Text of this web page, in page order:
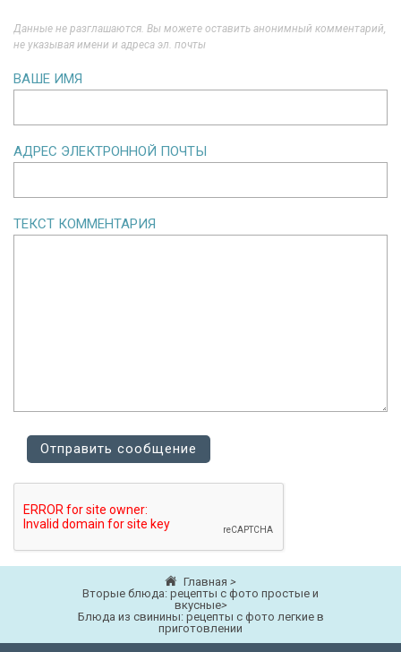
Данные не разглашаются. Вы можете оставить анонимный комментарий,
не указывая имени и адреса эл. почты
ВАШЕ ИМЯ
АДРЕС ЭЛЕКТРОННОЙ ПОЧТЫ
ТЕКСТ КОММЕНТАРИЯ
Главная >
Вторые блюда: рецепты с фото простые и
вкусные>
Блюда из свинины: рецепты с фото легкие в
приготовлении